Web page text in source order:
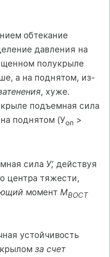
обтекание
давления на
полукрыле
а на поднятом, из-
, хуже.
подъемная сила
поднятом (Уоп >
сила У’, действуя
центра тяжести,
момент МВОСТ
устойчивость
за счет